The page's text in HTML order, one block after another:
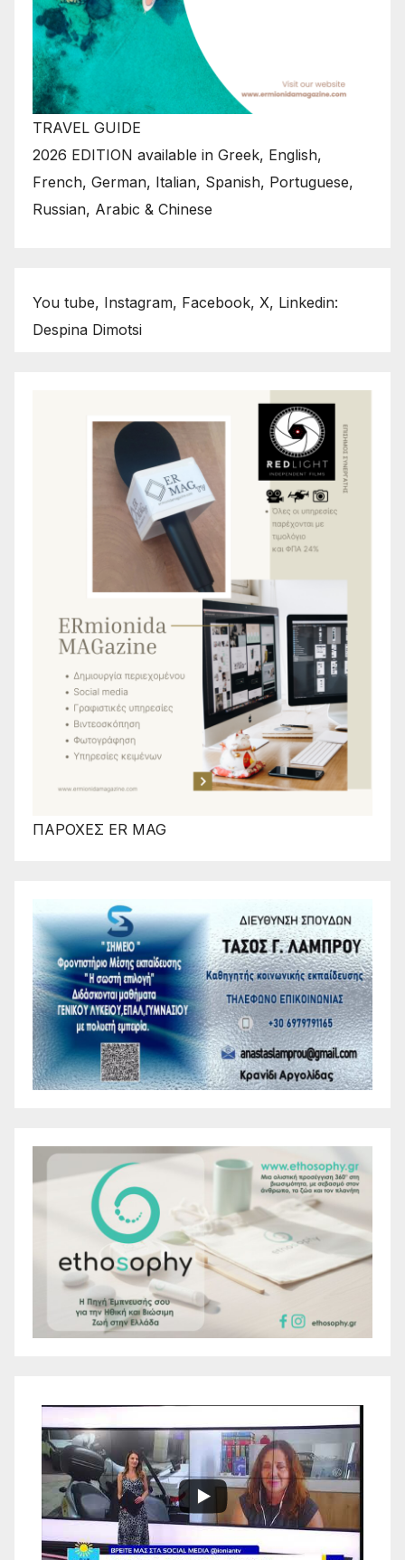
TRAVEL GUIDE
2026 EDITION available in Greek, English,
French, German, Italian, Spanish, Portuguese,
Russian, Arabic & Chinese
You tube, Instagram, Facebook, X, Linkedin:
Despina Dimotsi
ΠΑΡΟΧΕΣ ER MAG